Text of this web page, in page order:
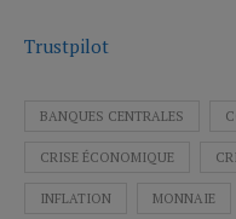
Trustpilot
BANQUES CENTRALES
CRISE ÉCONOMIQUE
INFLATION MONNAIE